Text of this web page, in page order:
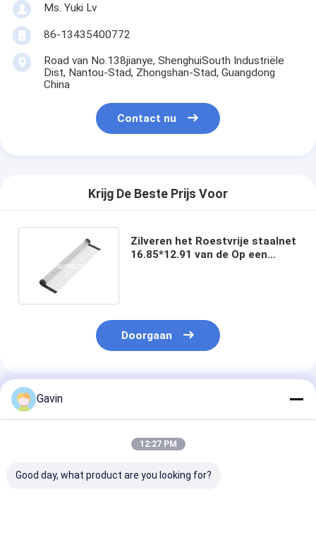
Ms. Yuki Lv
86-13435400772
Road van No.138jianye, ShenghuiSouth Industriële
Dist, Nantou-Stad, Zhongshan-Stad, Guangdong
China
Contact nu
Krijg De Beste Prijs Voor
Zilveren het Roestvrije staalnet
16.85*12.91 van de Op een
Doorgaan
Geadviseerde Producten
Gavin
12:27 PM
Good day, what product are you looking for?